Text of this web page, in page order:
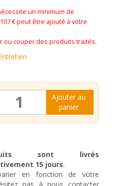
un minimum de
€ peut être ajouté à votre
ou couper des produits traités.
Ajouter au
panier
sont livrés
15 jours.
en fonction de votre